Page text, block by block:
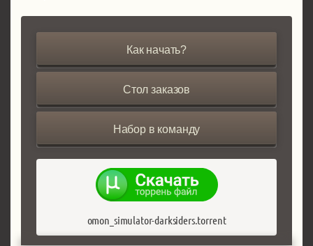
Как начать?
Стол заказов
Набор в команду
omon_simulator-darksiders.torrent